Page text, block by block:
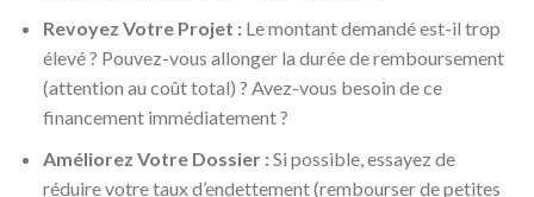
Revoyez Votre Projet :Le montant demandé est-il trop
élevé ? Pouvez-vous allonger la durée de remboursement
(attention au coût total) ? Avez-vous besoin de ce
financement immédiatement ?
Améliorez Votre Dossier :Si possible, essayez de
réduire votre taux d’endettement (rembourser de petites